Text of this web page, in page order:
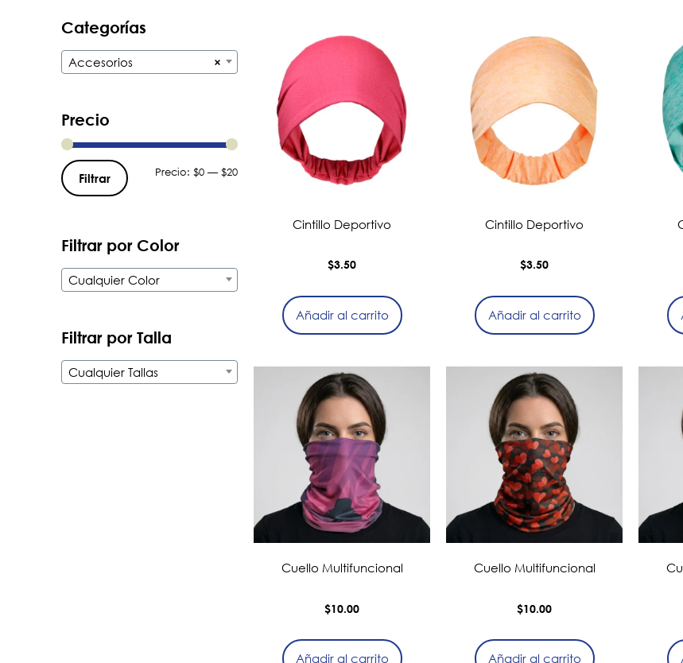
Categorías
×
Accesorios
Precio
Filtrar Precio:$0 —$20
Filtrar por Color
Cualquier Color
Filtrar por Talla
Cualquier Tallas
Cintillo Deportivo
$3.50
Añadir al carrito
Cintillo Deportivo
$3.50
Añadir al carrito
Cuello Multifuncional
$10.00
Añadir al carrito
Cuello Multifuncional
$10.00
Añadir al carrito